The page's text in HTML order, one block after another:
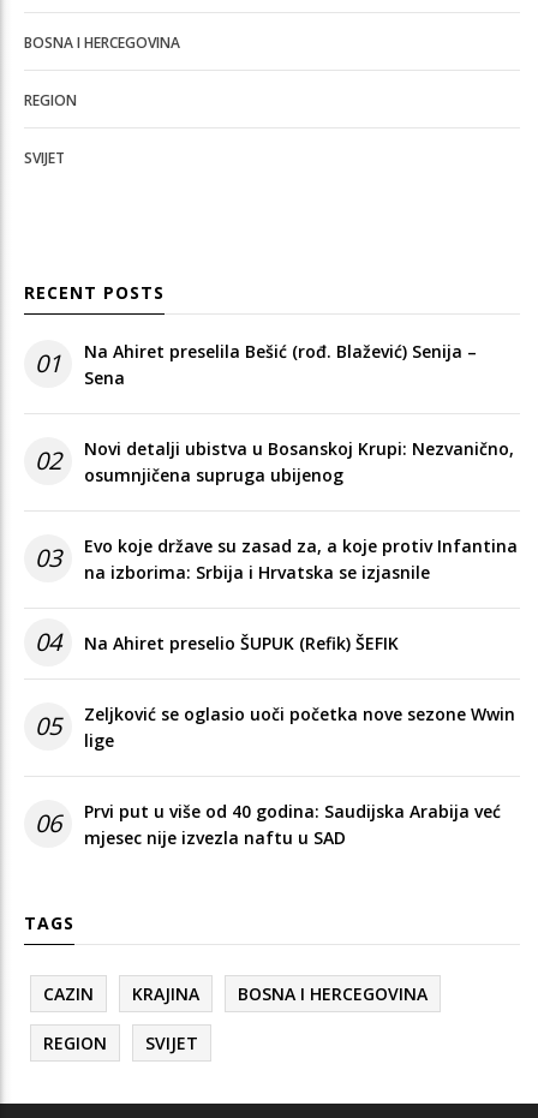
BOSNA I HERCEGOVINA
REGION
SVIJET
RECENT POSTS
01
Na Ahiret preselila Bešić (rođ. Blažević) Senija –
Sena
02
Novi detalji ubistva u Bosanskoj Krupi: Nezvanično,
osumnjičena supruga ubijenog
03
Evo koje države su zasad za, a koje protiv Infantina
na izborima: Srbija i Hrvatska se izjasnile
04 Na Ahiret preselio ŠUPUK (Refik) ŠEFIK
05
Zeljković se oglasio uoči početka nove sezone Wwin
lige
06
Prvi put u više od 40 godina: Saudijska Arabija već
mjesec nije izvezla naftu u SAD
TAGS
CAZIN KRAJINA BOSNA I HERCEGOVINA
REGION SVIJET